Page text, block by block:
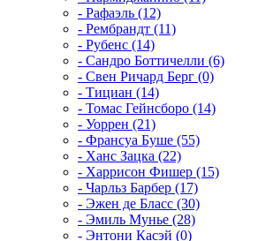
- Рафаэль (12)
- Рембрандт (11)
- Рубенс (14)
- Сандро Боттичелли (6)
- Свен Ричард Берг (0)
- Тициан (14)
- Томас Гейнсборо (14)
- Уоррен (21)
- Франсуа Буше (55)
- Ханс Зацка (22)
- Харрисон Фишер (15)
- Чарльз Барбер (17)
- Эжен де Бласс (30)
- Эмиль Мунье (28)
- Энтони Касэй (0)